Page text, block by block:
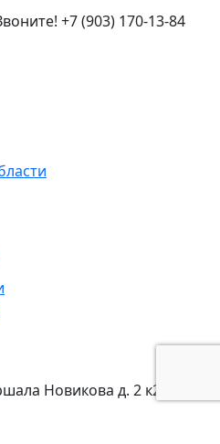
+7 (903) 170-13-84
Новикова д. 2 к2